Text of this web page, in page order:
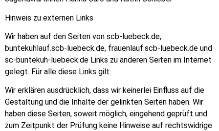
Hinweis zu externen Links
Wir haben auf den Seiten von scb-luebeck.de,
buntekuhlauf.scb-luebeck.de, frauenlauf.scb-luebeck.de und
sc-buntekuh-luebeck.de Links zu anderen Seiten im Internet
gelegt. Für alle diese Links gilt:
Wir erklären ausdrücklich, dass wir keinerlei Einfluss auf die
Gestaltung und die Inhalte der gelinkten Seiten haben. Wir
haben diese Seiten, soweit möglich, eingehend geprüft und
zum Zeitpunkt der Prüfung keine Hinweise auf rechtswidrige